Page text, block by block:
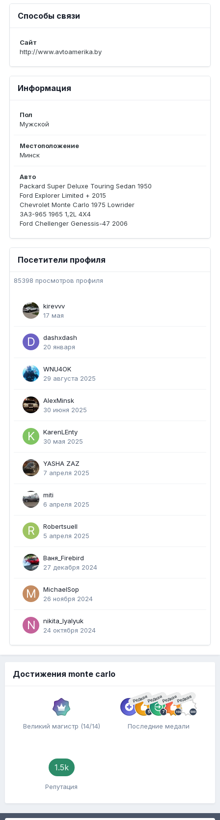
Способы связи
Сайт
http://www.avtoamerika.by
Информация
Пол
Мужской
Местоположение
Минск
Авто
Packard Super Deluxe Touring Sedan 1950
Ford Explorer Limited + 2015
Chevrolet Monte Carlo 1975 Lowrider
ЗАЗ-965 1965 1,2L 4Х4
Ford Chellenger Genessis-47 2006
Посетители профиля
85398 просмотров профиля
kirevvv
17 мая
dashxdash
20 января
WNU4OK
29 августа 2025
AlexMinsk
30 июня 2025
KarenLEnty
30 мая 2025
YASHA ZAZ
7 апреля 2025
miti
6 апреля 2025
Robertsuell
5 апреля 2025
Ваня_Firebird
27 декабря 2024
MichaelSop
26 ноября 2024
nikita_lyalyuk
24 октября 2024
Достижения monte carlo
Великий магистр (14/14)
РедкаяРедкаяРедкаяРедкая
Последние медали
1.5k
Репутация